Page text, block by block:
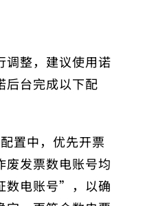
调整，建议使用诺
后台完成以下配
置中，优先开票
废发票数电账号均
数电账号”，以确